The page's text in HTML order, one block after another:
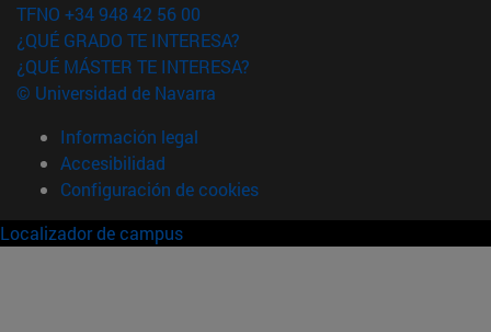
TFNO +34 948 42 56 00
¿QUÉ GRADO TE INTERESA?
¿QUÉ MÁSTER TE INTERESA?
© Universidad de Navarra
Información legal
Accesibilidad
Configuración de cookies
Localizador de campus